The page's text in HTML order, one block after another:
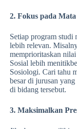
2. Fokus pada
Setiap program studi
lebih relevan.
memprioritaskan
Sosial lebih
Sosiologi. Cari tahu
besar di jurusan
di bidang tersebut.
3. Maksimalkan